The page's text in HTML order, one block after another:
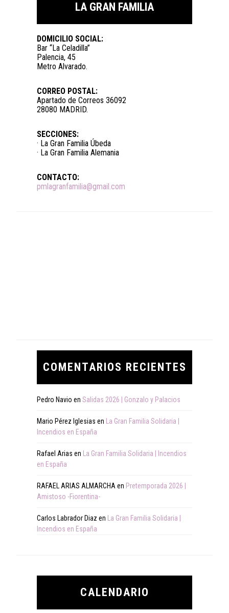
LA GRAN FAMILIA
DOMICILIO SOCIAL:
Bar “La Celadilla”
Palencia, 45
Metro Alvarado.
CORREO POSTAL:
Apartado de Correos 36092
28080 MADRID.
SECCIONES:
· La Gran Familia Úbeda
· La Gran Familia Alemania
CONTACTO:
pmlagranfamilia@gmail.com
COMENTARIOS RECIENTES
Pedro Navio en Salidas 2026 | Gonzalo y Palacios
Mario Pérez Iglesias en
La Gran Familia Solidaria |
Incendios en España
Rafael Arias en
La Gran Familia Solidaria | Incendios
en España
RAFAEL ARIAS ALMARCHA en Pretemporada 2026 |
Amistoso -Fiorentina-
Carlos Labrador Diaz en
La Gran Familia Solidaria |
Incendios en España
CALENDARIO